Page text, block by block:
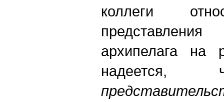
коллеги
архипелага на